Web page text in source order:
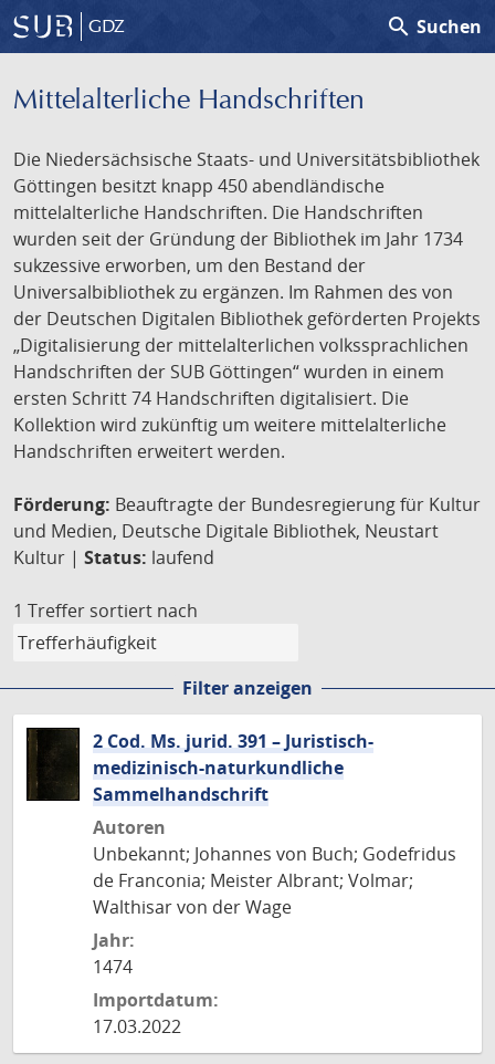
GDZ search Suchen
Mittelalterliche Handschriften
Die Niedersächsische Staats- und Universitätsbibliothek
Göttingen besitzt knapp 450 abendländische
mittelalterliche Handschriften. Die Handschriften
wurden seit der Gründung der Bibliothek im Jahr 1734
sukzessive erworben, um den Bestand der
Universalbibliothek zu ergänzen. Im Rahmen des von
der Deutschen Digitalen Bibliothek geförderten Projekts
„Digitalisierung der mittelalterlichen volkssprachlichen
Handschriften der SUB Göttingen“ wurden in einem
ersten Schritt 74 Handschriften digitalisiert. Die
Kollektion wird zukünftig um weitere mittelalterliche
Handschriften erweitert werden.
Förderung: Beauftragte der Bundesregierung für Kultur
und Medien, Deutsche Digitale Bibliothek, Neustart
Kultur | Status: laufend
1 Treffer sortiert nach
Filter anzeigen
2 Cod. Ms. jurid. 391 – Juristisch-
medizinisch-naturkundliche
Sammelhandschrift
Autoren
Unbekannt; Johannes von Buch; Godefridus
de Franconia; Meister Albrant; Volmar;
Walthisar von der Wage
Jahr:
1474
Importdatum:
17.03.2022